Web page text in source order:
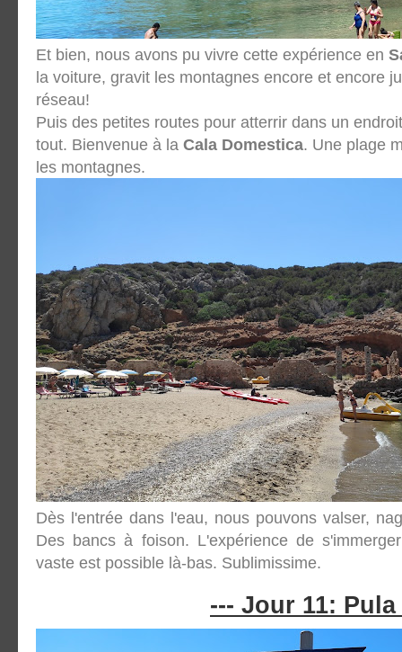
Et bien, nous avons pu vivre cette expérience en
la voiture, gravit les montagnes encore et encore
réseau!
Puis des petites routes pour atterrir dans un
tout. Bienvenue à la Cala Domestica. Une plage
les montagnes.
Dès l'entrée dans l'eau, nous pouvons valser,
Des bancs à foison. L'expérience de
vaste est possible là-bas. Sublimissime.
--- Jour 11: Pula